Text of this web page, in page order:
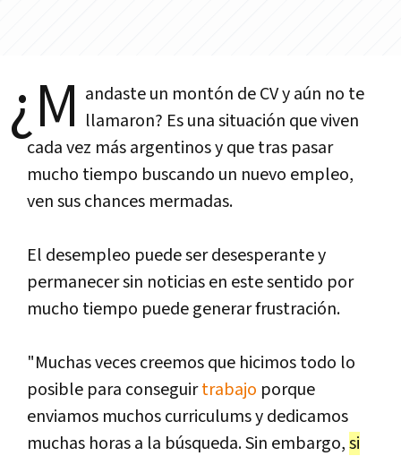
¿M andaste un montón de CV y aún no te
llamaron? Es una situación que viven
cada vez más argentinos y que tras pasar
mucho tiempo buscando un nuevo empleo,
ven sus chances mermadas.
El desempleo puede ser desesperante y
permanecer sin noticias en este sentido por
mucho tiempo puede generar frustración.
"Muchas veces creemos que hicimos todo lo
posible para conseguirtrabajo porque
enviamos muchos curriculums y dedicamos
muchas horas a la búsqueda. Sin embargo,si